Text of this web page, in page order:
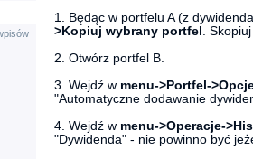
1. Będąc w portfelu A (z
>Kopiuj wybrany portfel .
2. Otwórz portfel B.
3. Wejdź w menu->Portfel-
"Automatyczne dodawanie
4. Wejdź w menu->Operacje-
"Dywidenda" - nie powinno być